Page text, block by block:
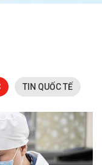
TIN QUỐC TẾ